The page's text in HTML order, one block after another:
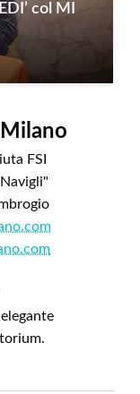
col MI
FSI